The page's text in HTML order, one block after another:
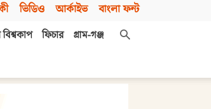
ভিডিও আর্কাইভ বাংলা ফন্ট
ফিচার
গ্রাম-গঞ্জ